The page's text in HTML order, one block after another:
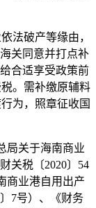
破产等缘由，
关同意并打点补
合适享受政策前
。需补缴原辅料
为，照章征收国
关于海南商业
关税〔2020〕54
商业港自用出产
7号）、《财务